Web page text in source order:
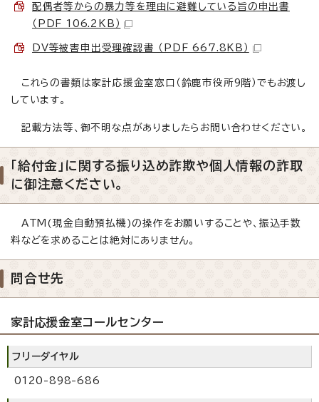
配偶者等からの暴力等を理由に避難している旨の申出書
（PDF 106.2KB）
DV等被害申出受理確認書 （PDF 667.8KB）
これらの書類は家計応援金室窓口（鈴鹿市役所9階）でもお渡し
しています。
記載方法等、御不明な点がありましたらお問い合わせください。
「給付金」に関する振り込め詐欺や個人情報の詐取
に御注意ください。
ATM(現金自動預払機)の操作をお願いすることや、振込手数
料などを求めることは絶対にありません。
問合せ先
家計応援金室コールセンター
フリーダイヤル
0120-898-686